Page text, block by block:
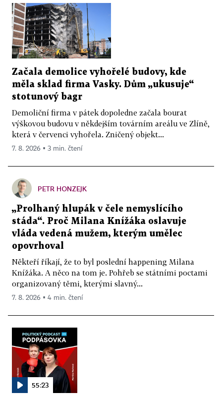
Začala demolice vyhořelé budovy, kde
měla sklad firma Vasky. Dům „ukusuje“
stotunový bagr
Demoliční firma v pátek dopoledne začala bourat
výškovou budovu v někdejším továrním areálu ve Zlíně,
která v červenci vyhořela. Zničený objekt...
7. 8. 2026 ▪ 3 min. čtení
PETR HONZEJK
„Prolhaný hlupák v čele nemyslícího
stáda“. Proč Milana Knížáka oslavuje
vláda vedená mužem, kterým umělec
opovrhoval
Někteří říkají, že to byl poslední happening Milana
Knížáka. A něco na tom je. Pohřeb se státními poctami
organizovaný těmi, kterými slavný...
7. 8. 2026 ▪ 4 min. čtení
55:23